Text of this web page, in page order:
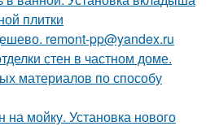
плитки
remont-pp@yandex.ru
стен в частном доме.
материалов по способу
на мойку. Установка нового